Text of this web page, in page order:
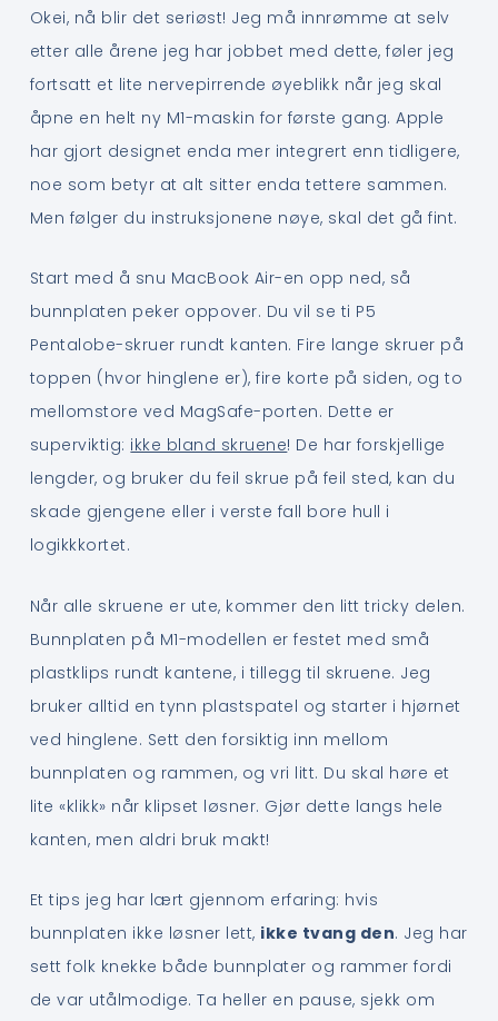
Okei, nå blir det seriøst! Jeg må innrømme at selv
etter alle årene jeg har jobbet med dette, føler jeg
fortsatt et lite nervepirrende øyeblikk når jeg skal
åpne en helt ny M1-maskin for første gang. Apple
har gjort designet enda mer integrert enn tidligere,
noe som betyr at alt sitter enda tettere sammen.
Men følger du instruksjonene nøye, skal det gå fint.
Start med å snu MacBook Air-en opp ned, så
bunnplaten peker oppover. Du vil se ti P5
Pentalobe-skruer rundt kanten. Fire lange skruer på
toppen (hvor hinglene er), fire korte på siden, og to
mellomstore ved MagSafe-porten. Dette er
superviktig: ikke bland skruene! De har forskjellige
lengder, og bruker du feil skrue på feil sted, kan du
skade gjengene eller i verste fall bore hull i
logikkkortet.
Når alle skruene er ute, kommer den litt tricky delen.
Bunnplaten på M1-modellen er festet med små
plastklips rundt kantene, i tillegg til skruene. Jeg
bruker alltid en tynn plastspatel og starter i hjørnet
ved hinglene. Sett den forsiktig inn mellom
bunnplaten og rammen, og vri litt. Du skal høre et
lite «klikk» når klipset løsner. Gjør dette langs hele
kanten, men aldri bruk makt!
Et tips jeg har lært gjennom erfaring: hvis
bunnplaten ikke løsner lett, ikke tvang den. Jeg har
sett folk knekke både bunnplater og rammer fordi
de var utålmodige. Ta heller en pause, sjekk om